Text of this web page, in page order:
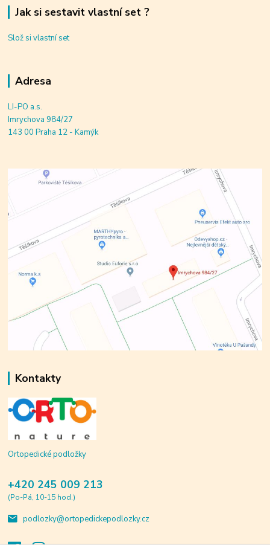
Jak si sestavit vlastní set ?
Slož si vlastní set
Adresa
LI-PO a.s.
Imrychova 984/27
143 00 Praha 12 - Kamýk
Kontakty
Ortopedické podložky
+420 245 009 213
(Po-Pá, 10-15 hod.)
podlozky@ortopedickepodlozky.cz